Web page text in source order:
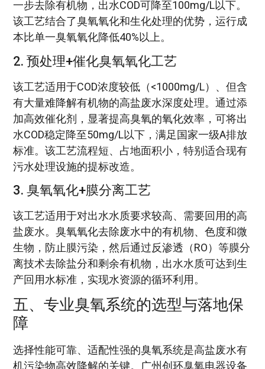
一步去除有机物，出水COD可降至100mg/L以下。
该工艺结合了臭氧氧化和生化处理的优势，运行成
本比单一臭氧氧化降低40%以上。
2. 预处理+催化臭氧氧化工艺
该工艺适用于COD浓度较低（<1000mg/L）、但含
有大量难降解有机物的高盐废水深度处理。通过添
加高效催化剂，显著提高臭氧的氧化效率，可将出
水COD稳定降至50mg/L以下，满足国家一级A排放
标准。该工艺流程短、占地面积小，特别适合现有
污水处理设施的提标改造。
3. 臭氧氧化+膜分离工艺
该工艺适用于对出水水质要求较高、需要回用的高
盐废水。臭氧氧化去除废水中的有机物、色度和微
生物，防止膜污染，然后通过反渗透（RO）等膜分
离技术去除盐分和剩余有机物，出水水质可达到生
产回用水标准，实现水资源的循环利用。
五、专业臭氧系统的选型与落地保
障
选择性能可靠、适配性强的臭氧系统是高盐废水有
机污染物高效降解的关键。广州创环臭氧电器设备